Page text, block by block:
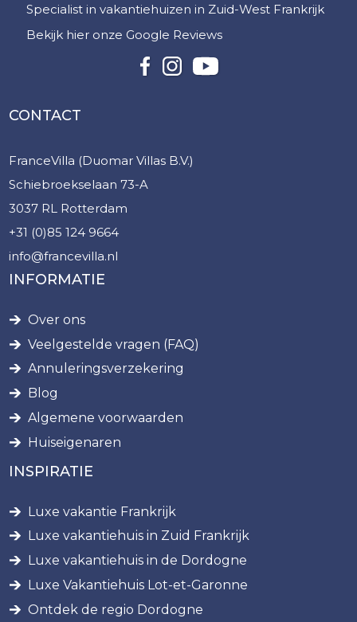
Specialist in vakantiehuizen in Zuid-West Frankrijk
Bekijk hier onze Google Reviews
CONTACT
FranceVilla (Duomar Villas B.V.)
Schiebroekselaan 73-A
3037 RL Rotterdam
+31 (0)85 124 9664
info@francevilla.nl
INFORMATIE
Over ons
Veelgestelde vragen (FAQ)
Annuleringsverzekering
Blog
Algemene voorwaarden
Huiseigenaren
INSPIRATIE
Luxe vakantie Frankrijk
Luxe vakantiehuis in Zuid Frankrijk
Luxe vakantiehuis in de Dordogne
Luxe Vakantiehuis Lot-et-Garonne
Ontdek de regio Dordogne